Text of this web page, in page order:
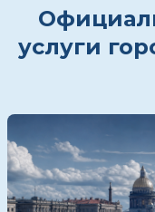
услуги